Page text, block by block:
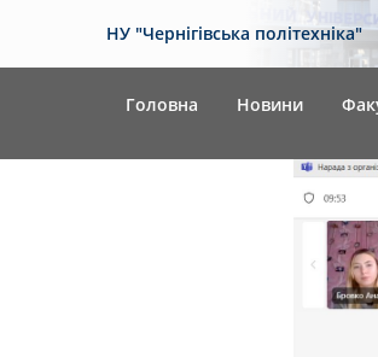
НУ "Чернігівська політехніка"
Головна Новини